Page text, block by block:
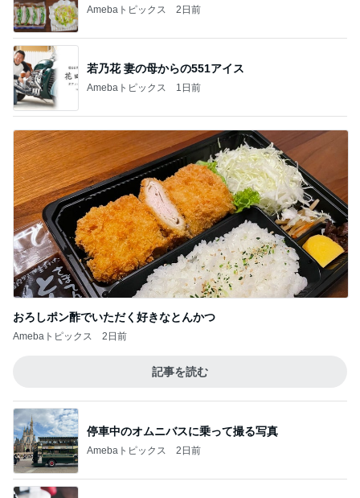
Amebaトピックス 2日前
若乃花 妻の母からの551アイス
Amebaトピックス 1日前
おろしポン酢でいただく好きなとんかつ
Amebaトピックス 2日前
記事を読む
停車中のオムニバスに乗って撮る写真
Amebaトピックス 2日前